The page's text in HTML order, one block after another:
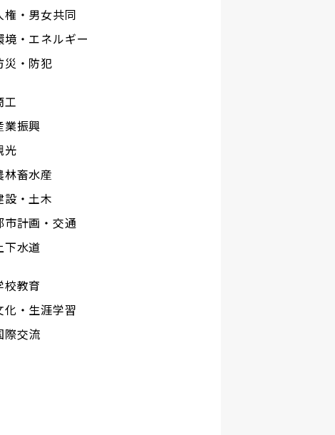
権・男女共同
境・エネルギー
災・防犯
工
業振興
光
林畜水産
設・土木
市計画・交通
下水道
校教育
化・生涯学習
際交流